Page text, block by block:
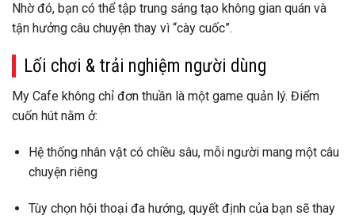
Nhờ đó, bạn có thể tập trung sáng tạo không gian quán và
tận hưởng câu chuyện thay vì “cày cuốc”.
Lối chơi & trải nghiệm người dùng
My Cafe không chỉ đơn thuần là một game quản lý. Điểm
cuốn hút nằm ở:
Hệ thống nhân vật có chiều sâu, mỗi người mang một câu
chuyện riêng
Tùy chọn hội thoại đa hướng, quyết định của bạn sẽ thay